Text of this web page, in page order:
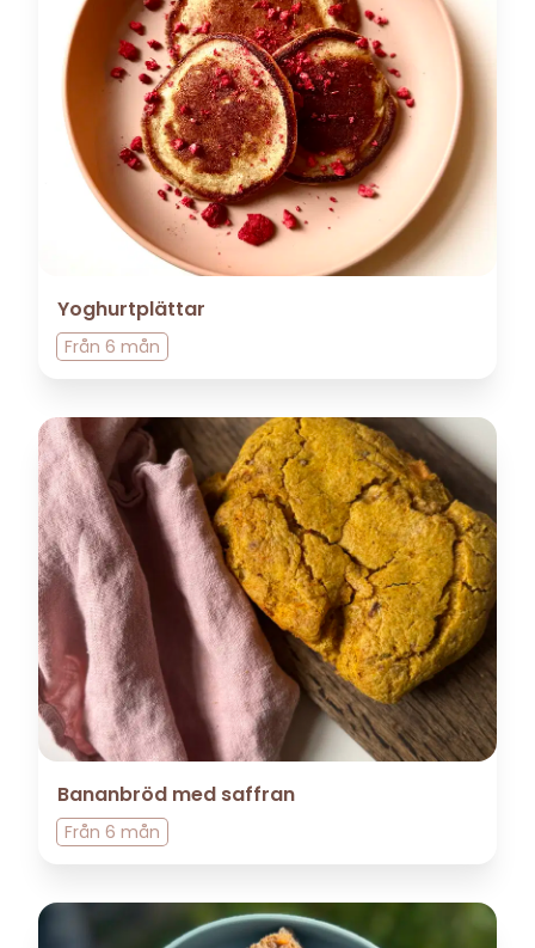
Yoghurtplättar
Från 6 mån
Bananbröd med saffran
Från 6 mån